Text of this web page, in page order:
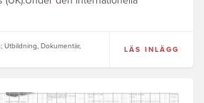
Utbildning, Dokumentär,
LÄS INLÄGG